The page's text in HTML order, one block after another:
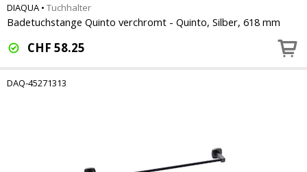
DIAQUA • Tuchhalter
Badetuchstange Quinto verchromt - Quinto, Silber, 618 mm
CHF 58.25
DAQ-45271313